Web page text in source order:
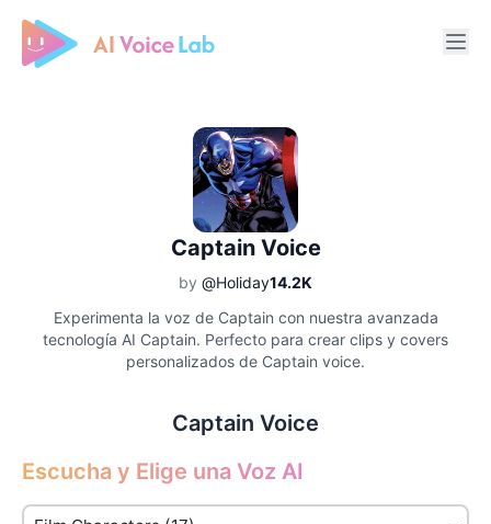
Free AI Cover & AI Voice Over
Captain Voice
by @Holiday14.2K
Experimenta la voz de Captain con nuestra avanzada
tecnología AI Captain. Perfecto para crear clips y covers
personalizados de Captain voice.
Captain Voice
Escucha y Elige una Voz AI